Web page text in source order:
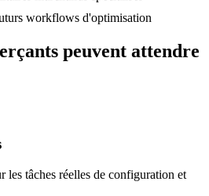
workflows d'optimisation
peuvent attendre
les tâches réelles de configuration et